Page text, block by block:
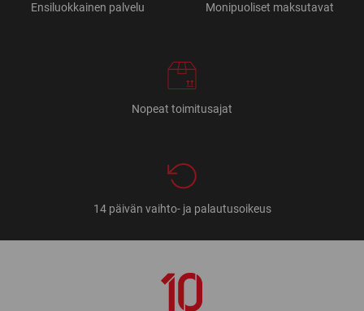
Ensiluokkainen palvelu Monipuoliset maksutavat
Nopeat toimitusajat
14 päivän vaihto- ja palautusoikeus